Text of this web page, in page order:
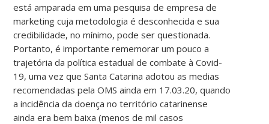
está amparada em uma pesquisa de empresa de
marketing cuja metodologia é desconhecida e sua
credibilidade, no mínimo, pode ser questionada.
Portanto, é importante rememorar um pouco a
trajetória da política estadual de combate à Covid-
19, uma vez que Santa Catarina adotou as medias
recomendadas pela OMS ainda em 17.03.20, quando
a incidência da doença no território catarinense
ainda era bem baixa (menos de mil casos